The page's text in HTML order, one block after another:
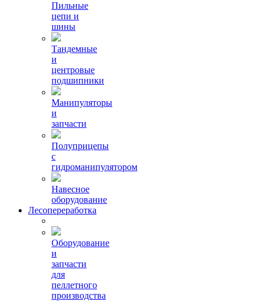
Пильные
цепи и
шины
Тандемные
и
центровые
подшипники
Манипуляторы
и
запчасти
Полуприцепы
с
гидроманипулятором
Навесное
оборудование
Лесопереработка
Оборудование
и
запчасти
для
пеллетного
производства